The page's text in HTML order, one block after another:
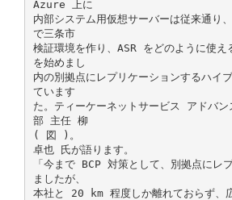
Azure 上に
内部システム用仮想サーバーは従来通
で三条市
検証環境を作り、ASR をどのように使え
を始めまし
内の別拠点にレプリケーションするハイ
ています
た。ティーケーネットサービス アドバン
部 主任 柳
( 図 )。
卓也 氏が語ります。
「今まで BCP 対策として、別拠点にレ
ましたが、
本社と 20 km 程度しか離れておらず、